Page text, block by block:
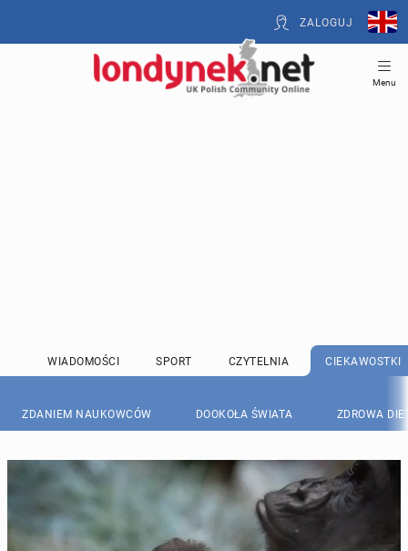
ZALOGUJ
Menu
WIADOMOŚCI SPORT CZYTELNIA CIEKAWOSTKI
ZDANIEM NAUKOWCÓW DOOKOŁA ŚWIATA ZDROWA